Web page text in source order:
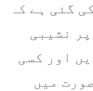
گئی ہے کہ
نشیبی
اور کسی
میں